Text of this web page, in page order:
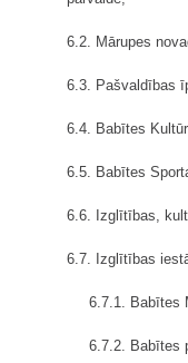
6.2. Mārupes
6.3. Pašvaldības
6.4. Babītes
6.5. Babītes
6.6. Izglītības,
6.7. Izglītības
6.7.1. Babītes
6.7.2. Babītes